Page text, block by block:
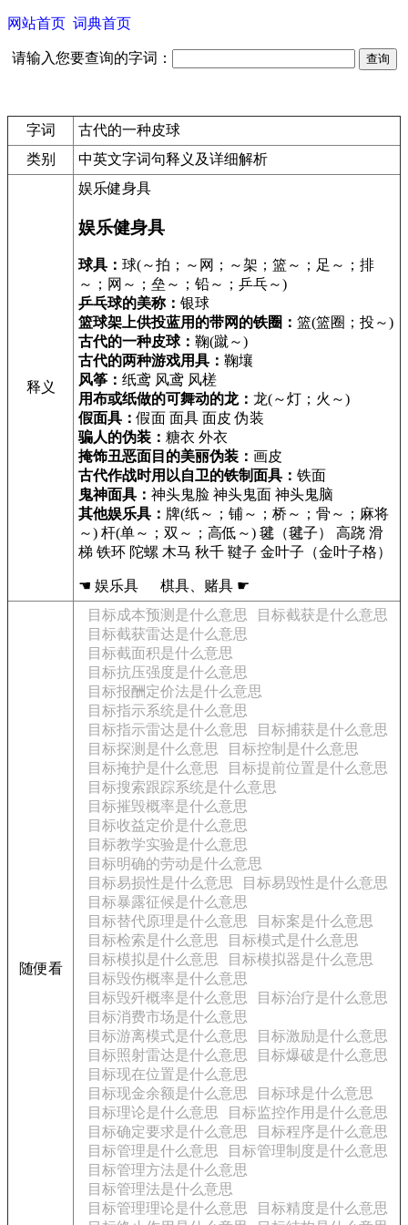
网站首页 词典首页
请输入您要查询的字词：
字词
古代的一种皮球
类别
中英文字词句释义及详细解析
释义
娱乐健身具
娱乐健身具
球具： 球(～拍；～网；～架；篮～；足～；排
～；网～；垒～；铅～；乒乓～)
乒乓球的美称： 银球
篮球架上供投蓝用的带网的铁圈： 篮(篮圈；投～)
古代的一种皮球： 鞠(蹴～)
古代的两种游戏用具： 鞠壤
风筝： 纸鸢 风鸢 风槎
用布或纸做的可舞动的龙： 龙(～灯；火～)
假面具：假面 面具 面皮 伪装
骗人的伪装： 糖衣 外衣
掩饰丑恶面目的美丽伪装： 画皮
古代作战时用以自卫的铁制面具： 铁面
鬼神面具： 神头鬼脸 神头鬼面 神头鬼脑
其他娱乐具： 牌(纸～；铺～；桥～；骨～；麻将
～) 杆(单～；双～；高低～) 毽（毽子） 高跷 滑
梯 铁环 陀螺 木马 秋千 鞬子 金叶子（金叶子格）
☚ 娱乐具 棋具、赌具 ☛
随便看
目标成本预测是什么意思
目标截获是什么意思
目标截获雷达是什么意思
目标截面积是什么意思
目标抗压强度是什么意思
目标报酬定价法是什么意思
目标指示系统是什么意思
目标指示雷达是什么意思
目标捕获是什么意思
目标探测是什么意思
目标控制是什么意思
目标掩护是什么意思
目标提前位置是什么意思
目标搜索跟踪系统是什么意思
目标摧毁概率是什么意思
目标收益定价是什么意思
目标教学实验是什么意思
目标明确的劳动是什么意思
目标易损性是什么意思
目标易毁性是什么意思
目标暴露征候是什么意思
目标替代原理是什么意思
目标案是什么意思
目标检索是什么意思
目标模式是什么意思
目标模拟是什么意思
目标模拟器是什么意思
目标毁伤概率是什么意思
目标毁歼概率是什么意思
目标治疗是什么意思
目标消费市场是什么意思
目标游离模式是什么意思
目标激励是什么意思
目标照射雷达是什么意思
目标爆破是什么意思
目标现在位置是什么意思
目标现金余额是什么意思
目标球是什么意思
目标理论是什么意思
目标监控作用是什么意思
目标确定要求是什么意思
目标程序是什么意思
目标管理是什么意思
目标管理制度是什么意思
目标管理方法是什么意思
目标管理法是什么意思
目标管理理论是什么意思
目标精度是什么意思